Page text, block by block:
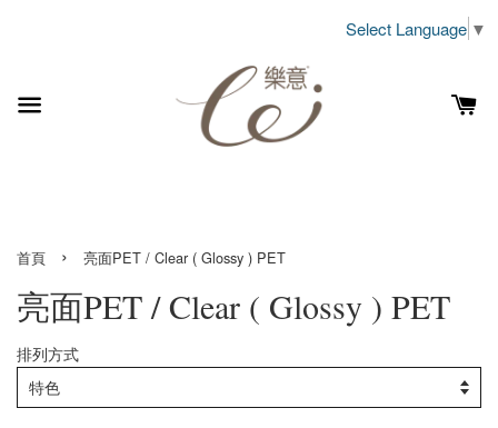
Select Language ▼
首頁 › 亮面PET / Clear ( Glossy ) PET
亮面PET / Clear ( Glossy ) PET
排列方式